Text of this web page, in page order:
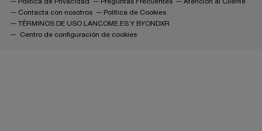
Política de Privacidad
Preguntas Frecuentes
Atención al Cliente
Contacta con nosotros
Política de Cookies
TÉRMINOS DE USO LANCOME.ES Y BYONDXR
Centro de configuración de cookies